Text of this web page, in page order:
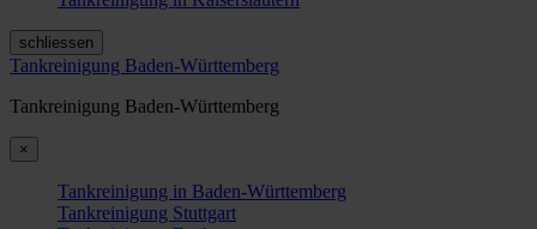
schliessen
Tankreinigung Baden-Württemberg
Tankreinigung Baden-Württemberg
×
Tankreinigung in Baden-Württemberg
Tankreinigung Stuttgart